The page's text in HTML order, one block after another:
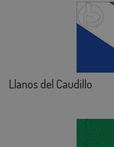
Llanos del Caudillo